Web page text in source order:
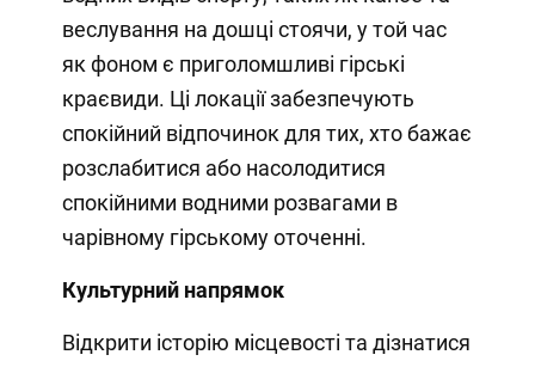
веслування на дошці стоячи, у той час
як фоном є приголомшливі гірські
краєвиди. Ці локації забезпечують
спокійний відпочинок для тих, хто бажає
розслабитися або насолодитися
спокійними водними розвагами в
чарівному гірському оточенні.
Культурний напрямок
Відкрити історію місцевості та дізнатися